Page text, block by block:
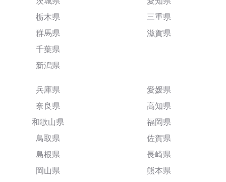
栃木県
群馬県
千葉県
新潟県
三重県
滋賀県
兵庫県
奈良県
和歌山県
鳥取県
島根県
岡山県
愛媛県
高知県
福岡県
佐賀県
長崎県
熊本県